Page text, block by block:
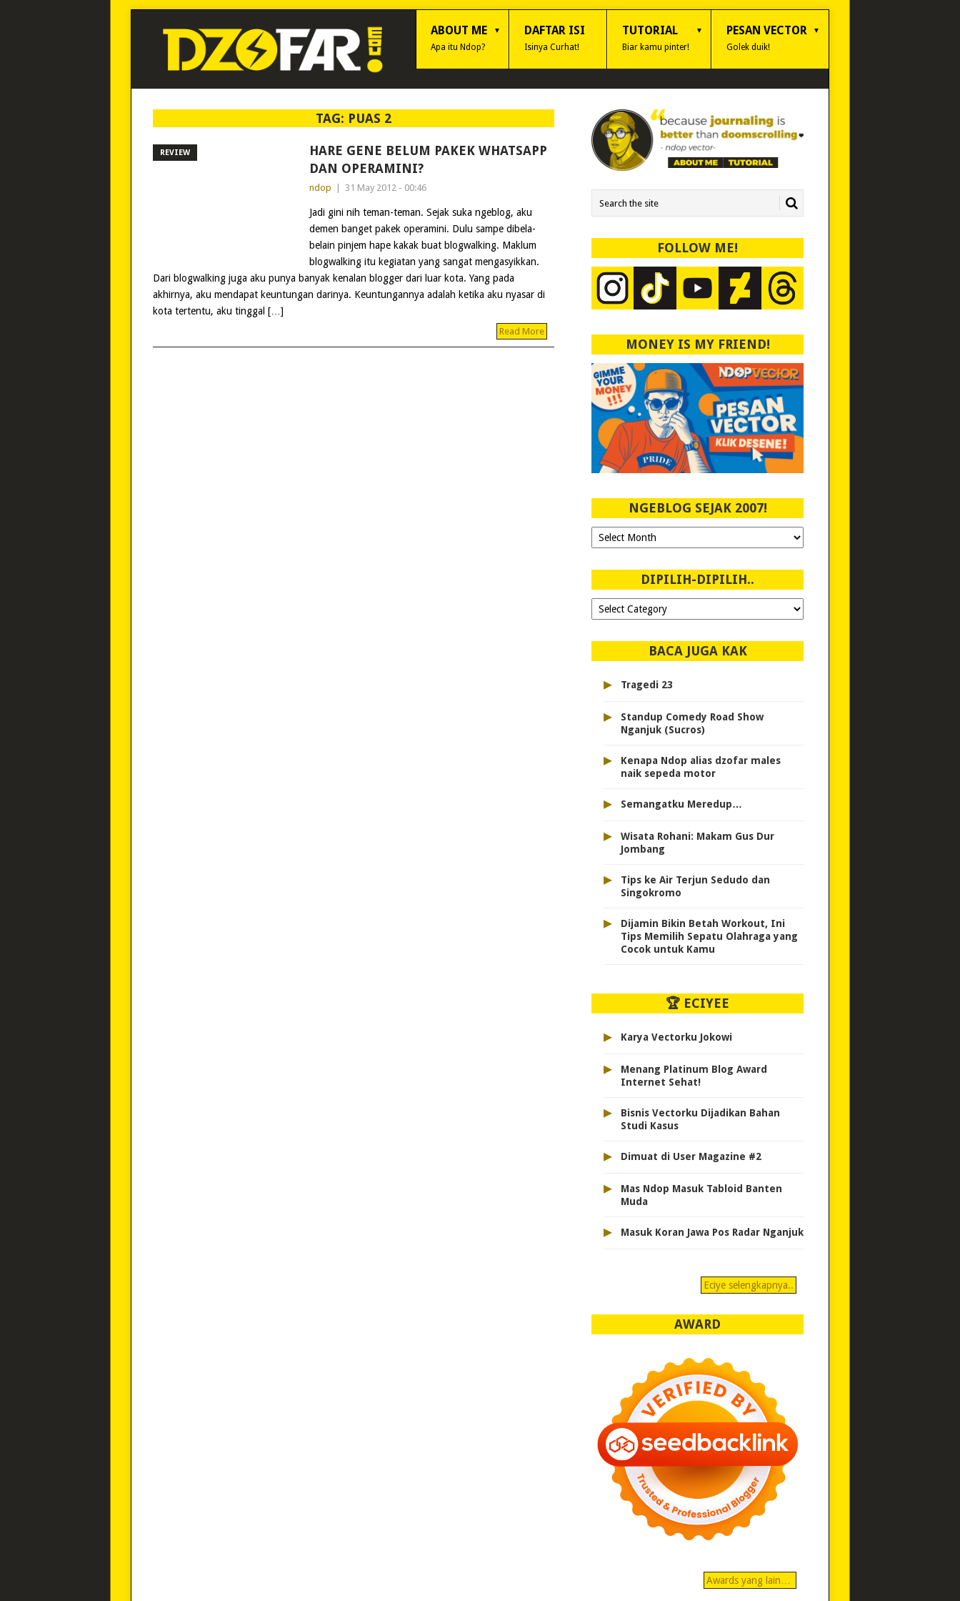
ABOUT ME
Apa itu Ndop?
DAFTAR ISI
Isinya Curhat!
TUTORIAL
Biar kamu pinter!
PESAN VECTOR
Golek duik!
TAG: PUAS 2
REVIEW
HARE GENE BELUM PAKEK WHATSAPP
DAN OPERAMINI?
ndop 31 May 2012 - 00:46
Jadi gini nih teman-teman. Sejak suka ngeblog, aku
demen banget pakek operamini. Dulu sampe dibela-
belain pinjem hape kakak buat blogwalking. Maklum
blogwalking itu kegiatan yang sangat mengasyikkan.
Dari blogwalking juga aku punya banyak kenalan blogger dari luar kota. Yang pada
akhirnya, aku mendapat keuntungan darinya. Keuntungannya adalah ketika aku nyasar di
kota tertentu, aku tinggal […]
Read More
FOLLOW ME!
MONEY IS MY FRIEND!
NGEBLOG SEJAK 2007!
Ngeblog
Sejak
DIPILIH-DIPILIH..
Dipilih-
dipilih..
BACA JUGA KAK
▸ Tragedi 23
▸
Standup Comedy Road Show
Nganjuk (Sucros)
▸
Kenapa Ndop alias dzofar males
naik sepeda motor
▸ Semangatku Meredup…
▸
Wisata Rohani: Makam Gus Dur
Jombang
▸
Tips ke Air Terjun Sedudo dan
Singokromo
▸
Dijamin Bikin Betah Workout, Ini
Tips Memilih Sepatu Olahraga yang
Cocok untuk Kamu
🏆 ECIYEE
▸ Karya Vectorku Jokowi
▸
Menang Platinum Blog Award
Internet Sehat!
▸
Bisnis Vectorku Dijadikan Bahan
Studi Kasus
▸ Dimuat di User Magazine #2
▸
Mas Ndop Masuk Tabloid Banten
Muda
▸ Masuk Koran Jawa Pos Radar Nganjuk
Eciye selengkapnya..
AWARD
Awards yang lain…